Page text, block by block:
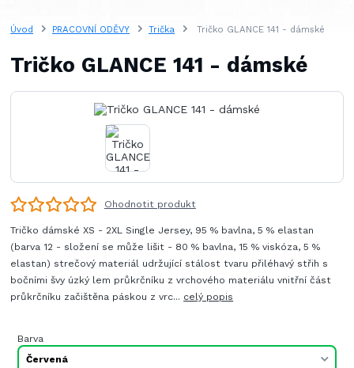
Úvod PRACOVNÍ ODĚVY Trička Tričko GLANCE 141 - dámské
Tričko GLANCE 141 - dámské
Ohodnotit produkt
Tričko dámské XS - 2XL Single Jersey, 95 % bavlna, 5 % elastan
(barva 12 - složení se může lišit - 80 % bavlna, 15 % viskóza, 5 %
elastan) strečový materiál udržující stálost tvaru přiléhavý střih s
bočními švy úzký lem průkrčníku z vrchového materiálu vnitřní část
průkrčníku začištěna páskou z vrc... celý popis
Barva